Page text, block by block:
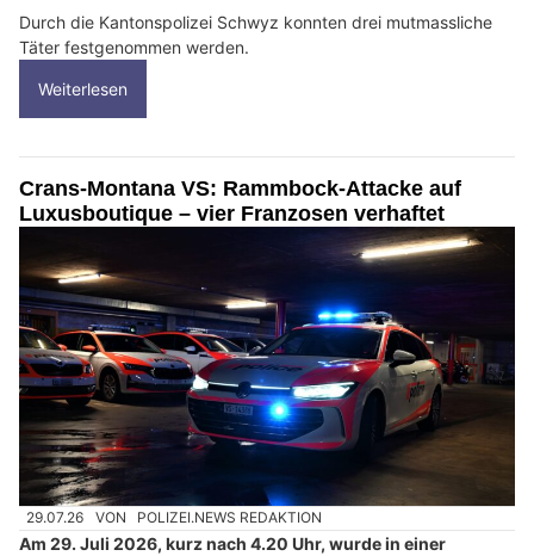
Durch die Kantonspolizei Schwyz konnten drei mutmassliche
Täter festgenommen werden.
Weiterlesen
Crans-Montana VS: Rammbock-Attacke auf
Luxusboutique – vier Franzosen verhaftet
29.07.26 VON POLIZEI.NEWS REDAKTION
Am 29. Juli 2026, kurz nach 4.20 Uhr, wurde in einer